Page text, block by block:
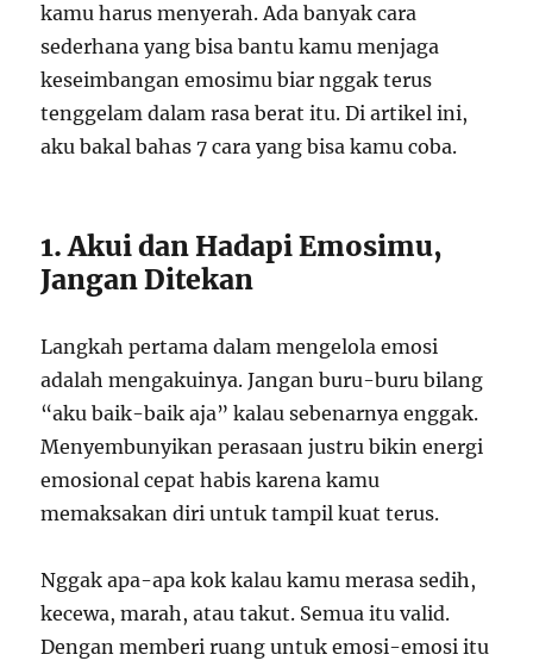
kamu harus menyerah. Ada banyak cara
sederhana yang bisa bantu kamu menjaga
keseimbangan emosimu biar nggak terus
tenggelam dalam rasa berat itu. Di artikel ini,
aku bakal bahas 7 cara yang bisa kamu coba.
1. Akui dan Hadapi Emosimu,
Jangan Ditekan
Langkah pertama dalam mengelola emosi
adalah mengakuinya. Jangan buru-buru bilang
“aku baik-baik aja” kalau sebenarnya enggak.
Menyembunyikan perasaan justru bikin energi
emosional cepat habis karena kamu
memaksakan diri untuk tampil kuat terus.
Nggak apa-apa kok kalau kamu merasa sedih,
kecewa, marah, atau takut. Semua itu valid.
Dengan memberi ruang untuk emosi-emosi itu